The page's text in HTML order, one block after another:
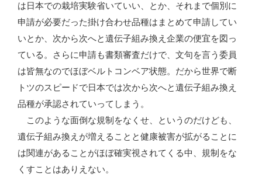
は日本での栽培実験省いていい、とか、それまで個別に
申請が必要だった掛け合わせ品種はまとめて申請してい
いとか、次から次へと遺伝子組み換え企業の便宜を図っ
ている。さらに申請も書類審査だけで、文句を言う委員
は皆無なのでほぼベルトコンベア状態。だから世界で断
トツのスピードで日本では次から次へと遺伝子組み換え
品種が承認されていってしまう。
このような面倒な規制をなくせ、というのだけども、
遺伝子組み換えが増えることと健康被害が拡がることに
は関連があることがほぼ確実視されてくる中、規制をな
くすことはありえない。